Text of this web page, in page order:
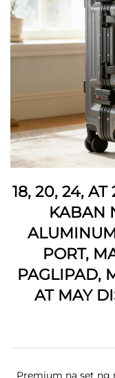
18, 20, 24,
KABAN
PORT,
PAGLIPAD,
AT MAY
Premium na set ng